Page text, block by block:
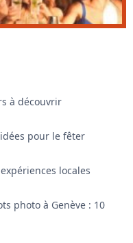
à découvrir
pour le fêter
locales
photo à Genève : 10